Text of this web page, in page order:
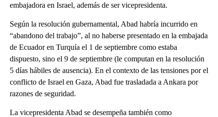
embajadora en Israel, además de ser vicepresidenta.
Según la resolución gubernamental, Abad habría incurrido en
“abandono del trabajo”, al no haberse presentado en la embajada
de Ecuador en Turquía el 1 de septiembre como estaba
dispuesto, sino el 9 de septiembre (le computan en la resolución
5 días hábiles de ausencia). En el contexto de las tensiones por el
conflicto de Israel en Gaza, Abad fue trasladada a Ankara por
razones de seguridad.
La vicepresidenta Abad se desempeña también como